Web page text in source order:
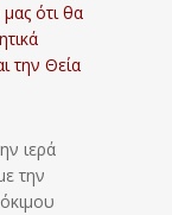
ότι θα
την Θεία
ιερά
την